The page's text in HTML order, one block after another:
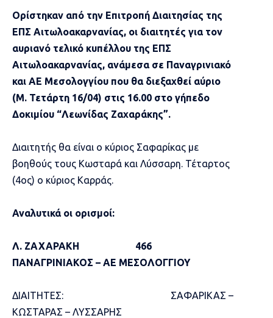
Oρίστηκαν από την Επιτροπή Διαιτησίας της
ΕΠΣ Αιτωλοακαρνανίας, οι διαιτητές για τον
αυριανό τελικό κυπέλλου της ΕΠΣ
Αιτωλοακαρνανίας, ανάμεσα σε Παναγρινιακό
και ΑΕ Μεσολογγίου που θα διεξαχθεί αύριο
(Μ. Τετάρτη 16/04) στις 16.00 στο γήπεδο
Δοκιμίου “Λεωνίδας Ζαχαράκης”.
Διαιτητής θα είναι ο κύριος Σαφαρίκας με
βοηθούς τους Κωσταρά και Λύσσαρη. Τέταρτος
(4ος) ο κύριος Καρράς.
Αναλυτικά οι ορισμοί:
Λ. ΖΑΧΑΡΑΚΗ 466
ΠΑΝΑΓΡΙΝΙΑΚΟΣ – ΑΕ ΜΕΣΟΛΟΓΓΙΟΥ
ΔΙΑΙΤΗΤΕΣ: ΣΑΦΑΡΙΚΑΣ –
ΚΩΣΤΑΡΑΣ – ΛΥΣΣΑΡΗΣ